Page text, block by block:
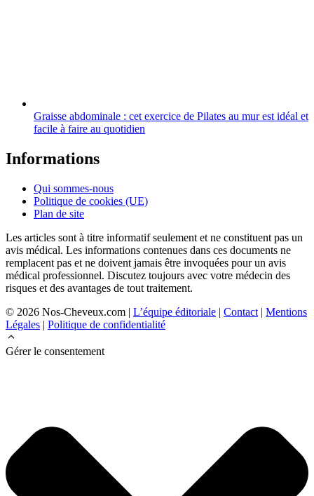
Graisse abdominale : cet exercice de Pilates au mur est idéal et
facile à faire au quotidien
Informations
Qui sommes-nous
Politique de cookies (UE)
Plan de site
Les articles sont à titre informatif seulement et ne constituent pas un
avis médical. Les informations contenues dans ces documents ne
remplacent pas et ne doivent jamais être invoquées pour un avis
médical professionnel. Discutez toujours avec votre médecin des
risques et des avantages de tout traitement.
© 2026 Nos-Cheveux.com | L’équipe éditoriale | Contact | Mentions
Légales | Politique de confidentialité
Gérer le consentement